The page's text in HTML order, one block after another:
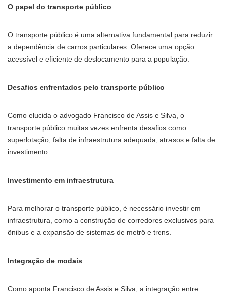
O papel do transporte público
O transporte público é uma alternativa fundamental para reduzir
a dependência de carros particulares. Oferece uma opção
acessível e eficiente de deslocamento para a população.
Desafios enfrentados pelo transporte público
Como elucida o advogado Francisco de Assis e Silva, o
transporte público muitas vezes enfrenta desafios como
superlotação, falta de infraestrutura adequada, atrasos e falta de
investimento.
Investimento em infraestrutura
Para melhorar o transporte público, é necessário investir em
infraestrutura, como a construção de corredores exclusivos para
ônibus e a expansão de sistemas de metrô e trens.
Integração de modais
Como aponta Francisco de Assis e Silva, a integração entre